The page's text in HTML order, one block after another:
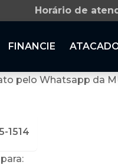
Horário de
FINANCIE
pelo Whatsapp da
1514